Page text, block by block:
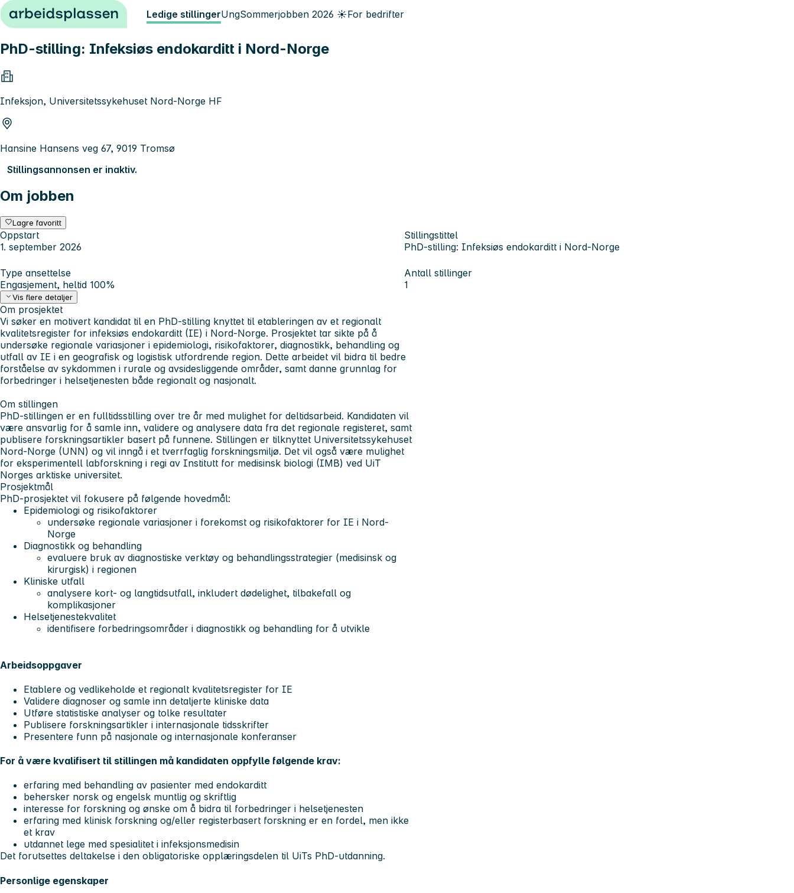
Hopp til innhold Ledige stillingerUngSommerjobben 2026 ☀️For bedrifter
PhD-stilling: Infeksiøs endokarditt i Nord-Norge
Infeksjon, Universitetssykehuset Nord-Norge HF
Hansine Hansens veg 67, 9019 Tromsø
Stillingsannonsen er inaktiv.
Om jobben
Lagre favoritt
Oppstart
1. september 2026
Stillingstittel
PhD-stilling: Infeksiøs endokarditt i Nord-Norge
Type ansettelse
Engasjement, heltid 100%
Antall stillinger
1
Vis flere detaljer
Om prosjektet
Vi søker en motivert kandidat til en PhD-stilling knyttet til etableringen av et regionalt
kvalitetsregister for infeksiøs endokarditt (IE) i Nord-Norge. Prosjektet tar sikte på å
undersøke regionale variasjoner i epidemiologi, risikofaktorer, diagnostikk, behandling og
utfall av IE i en geografisk og logistisk utfordrende region. Dette arbeidet vil bidra til bedre
forståelse av sykdommen i rurale og avsidesliggende områder, samt danne grunnlag for
forbedringer i helsetjenesten både regionalt og nasjonalt.
Om stillingen
PhD-stillingen er en fulltidsstilling over tre år med mulighet for deltidsarbeid. Kandidaten vil
være ansvarlig for å samle inn, validere og analysere data fra det regionale registeret, samt
publisere forskningsartikler basert på funnene. Stillingen er tilknyttet Universitetssykehuset
Nord-Norge (UNN) og vil inngå i et tverrfaglig forskningsmiljø. Det vil også være mulighet
for eksperimentell labforskning i regi av Institutt for medisinsk biologi (IMB) ved UiT
Norges arktiske universitet.
Prosjektmål
PhD-prosjektet vil fokusere på følgende hovedmål:
Epidemiologi og risikofaktorer
undersøke regionale variasjoner i forekomst og risikofaktorer for IE i Nord-
Norge
Diagnostikk og behandling
evaluere bruk av diagnostiske verktøy og behandlingsstrategier (medisinsk og
kirurgisk) i regionen
Kliniske utfall
analysere kort- og langtidsutfall, inkludert dødelighet, tilbakefall og
komplikasjoner
Helsetjenestekvalitet
identifisere forbedringsområder i diagnostikk og behandling for å utvikle
Arbeidsoppgaver
Etablere og vedlikeholde et regionalt kvalitetsregister for IE
Validere diagnoser og samle inn detaljerte kliniske data
Utføre statistiske analyser og tolke resultater
Publisere forskningsartikler i internasjonale tidsskrifter
Presentere funn på nasjonale og internasjonale konferanser
For å være kvalifisert til stillingen må kandidaten oppfylle følgende krav:
erfaring med behandling av pasienter med endokarditt
behersker norsk og engelsk muntlig og skriftlig
interesse for forskning og ønske om å bidra til forbedringer i helsetjenesten
erfaring med klinisk forskning og/eller registerbasert forskning er en fordel, men ikke
et krav
utdannet lege med spesialitet i infeksjonsmedisin
Det forutsettes deltakelse i den obligatoriske opplæringsdelen til UiTs PhD-utdanning.
Personlige egenskaper